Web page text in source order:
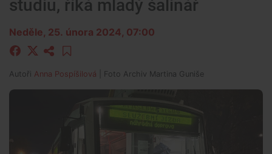
studiu, říká mladý šalinář
Neděle, 25. února 2024, 07:00
Autoři Anna Pospíšilová | Foto Archiv Martina Guniše